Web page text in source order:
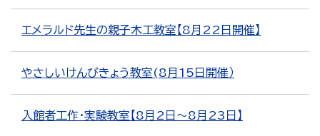
エメラルド先生の親子木工教室【8月22日開催】
やさしいけんびきょう教室(8月15日開催）
入館者工作・実験教室【8月2日～8月23日】